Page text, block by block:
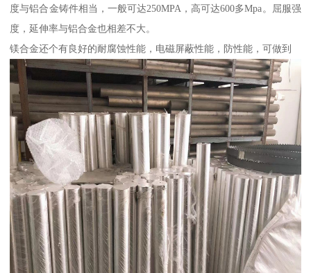
度与铝合金铸件相当，一般可达250MPA，高可达600多Mpa。屈服强
度，延伸率与铝合金也相差不大。
镁合金还个有良好的耐腐蚀性能，电磁屏蔽性能，防性能，可做到